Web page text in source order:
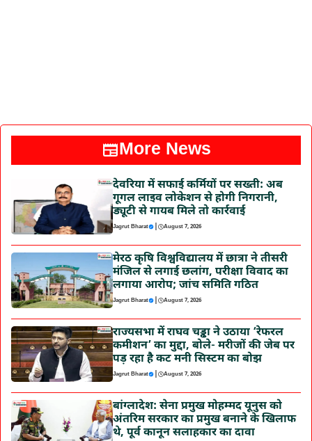
More News
देवरिया में सफाई कर्मियों पर सख्ती: अब
गूगल लाइव लोकेशन से होगी निगरानी,
ड्यूटी से गायब मिले तो कार्रवाई
Jagrut Bharat | August 7, 2026
मेरठ कृषि विश्वविद्यालय में छात्रा ने तीसरी
मंजिल से लगाई छलांग, परीक्षा विवाद का
लगाया आरोप; जांच समिति गठित
Jagrut Bharat | August 7, 2026
राज्यसभा में राघव चड्ढा ने उठाया ‘रेफरल
कमीशन’ का मुद्दा, बोले- मरीजों की जेब पर
पड़ रहा है कट मनी सिस्टम का बोझ
Jagrut Bharat | August 7, 2026
बांग्लादेश: सेना प्रमुख मोहम्मद यूनुस को
अंतरिम सरकार का प्रमुख बनाने के खिलाफ
थे, पूर्व कानून सलाहकार का दावा